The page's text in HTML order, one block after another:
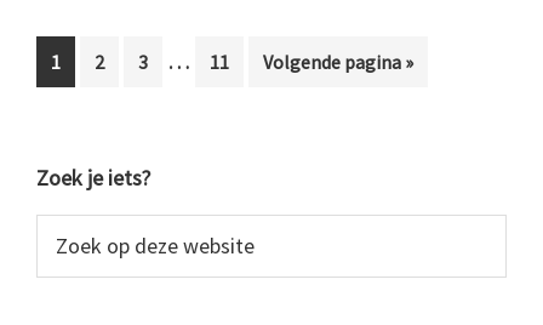
Pagina
1 Pagina
2 Pagina
3
Interim
… Pagina
11
Ga
Volgende pagina »
Primaire
Sidebar
Zoek je iets?
op